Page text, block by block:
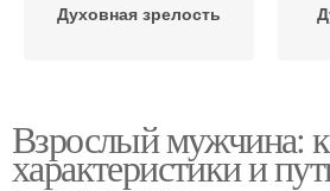
Духовная зрелость
Духовный рост
Взрослый мужчина:
характеристики и